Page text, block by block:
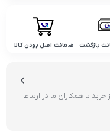
ضمانت اصل بودن کالا
با همکاران ما در ارتباط